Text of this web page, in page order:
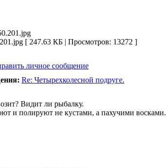
[ 247.63 КБ | Просмотров: 13272 ]
Re: Четырехколесной подруге.
Видит ли рыбалку.
и полируют не кустами, а пахучими восками.